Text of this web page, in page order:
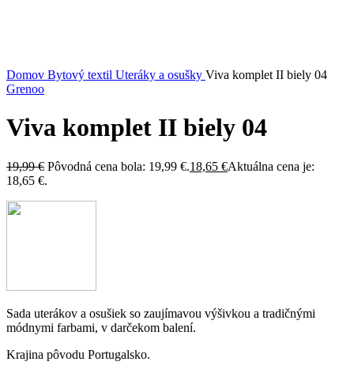
Domov Bytový textil Uteráky a osušky Viva komplet II biely 04
Grenoo
Viva komplet II biely 04
19,99€ Pôvodná cena bola: 19,99 €.18,65 €Aktuálna cena je:
18,65 €.
Sada uterákov a osušiek so zaujímavou výšivkou a tradičnými
módnymi farbami, v darčekom balení.
Krajina pôvodu Portugalsko.